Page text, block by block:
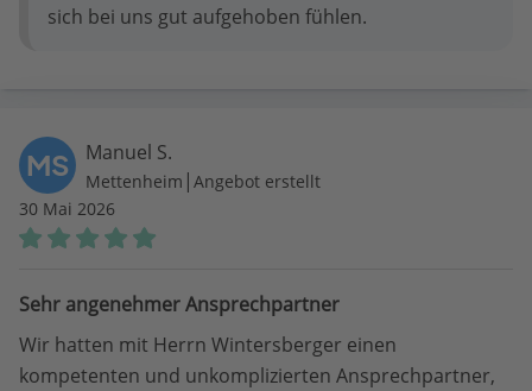
sich bei uns gut aufgehoben fühlen.
MS Manuel S.
Mettenheim | Angebot erstellt
30 Mai 2026
Sehr angenehmer Ansprechpartner
Wir hatten mit Herrn Wintersberger einen
kompetenten und unkomplizierten Ansprechpartner,